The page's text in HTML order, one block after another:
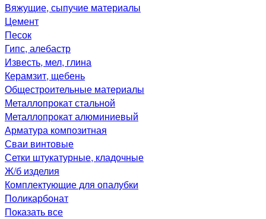
Вяжущие, сыпучие материалы
Цемент
Песок
Гипс, алебастр
Известь, мел, глина
Керамзит, щебень
Общестроительные материалы
Металлопрокат стальной
Металлопрокат алюминиевый
Арматура композитная
Сваи винтовые
Сетки штукатурные, кладочные
Ж/б изделия
Комплектующие для опалубки
Поликарбонат
Показать все